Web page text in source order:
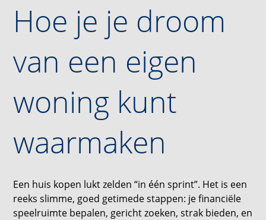
Hoe je je droom
van een eigen
woning kunt
waarmaken
Een huis kopen lukt zelden “in één sprint”. Het is een
reeks slimme, goed getimede stappen: je financiële
speelruimte bepalen, gericht zoeken, strak bieden, en